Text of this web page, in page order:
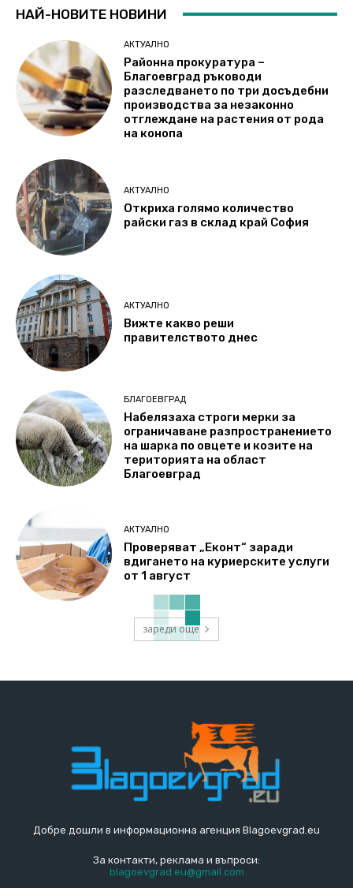
НАЙ-НОВИТЕ НОВИНИ
АКТУАЛНО
Районна прокуратура –
Благоевград ръководи
разследването по три досъдебни
производства за незаконно
отглеждане на растения от рода
на конопа
АКТУАЛНО
Откриха голямо количество
райски газ в склад край София
АКТУАЛНО
Вижте какво реши
правителството днес
БЛАГОЕВГРАД
Набелязаха строги мерки за
ограничаване разпространението
на шарка по овцете и козите на
територията на област
Благоевград
АКТУАЛНО
Проверяват „Еконт“ заради
вдигането на куриерските услуги
от 1 август
зареди още
Добре дошли в информационна агенция Blagoevgrad.eu
За контакти, реклама и въпроси:
blagoevgrad.eu@gmail.com